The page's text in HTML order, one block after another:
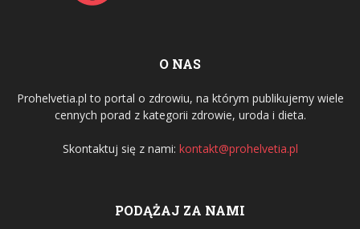
O NAS
Prohelvetia.pl to portal o zdrowiu, na którym publikujemy wiele
cennych porad z kategorii zdrowie, uroda i dieta.
Skontaktuj się z nami: kontakt@prohelvetia.pl
PODĄŻAJ ZA NAMI